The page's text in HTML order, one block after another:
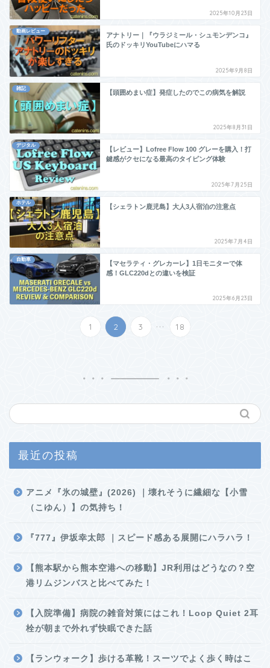
2025年10月23日
動画レビュー
アナトリー｜『ウラジミール・シュモンデンコ』
氏のドッキリYouTubeにハマる
2025年9月8日
雑記
【頭囲めまい症】発症したのでこの病気を解説
2025年8月31日
デジタル
【レビュー】Lofree Flow 100 グレーを購入！打
鍵感がクセになる最高のタイピング体験
2025年7月25日
ホテル
【シェラトン鹿児島】大人3人宿泊の注意点
2025年7月4日
自動車
【マセラティ・グレカーレ】1日モニターで体
感！GLC220dとの違いを検証
2025年6月23日
1 2 3 ... 18
最近の投稿
アニメ『氷の城壁』(2026) ｜壊れそうに繊細な【小雪
（こゆん）】の気持ち！
『777』伊坂幸太郎 ｜スピード感ある展開にハラハラ！
【熊本駅から熊本空港への移動】JR利用はどうなの？空
港リムジンバスと比べてみた！
【入院準備】病院の雑音対策にはこれ！Loop Quiet 2耳
栓が朝まで外れず快眠できた話
【ランウォーク】歩ける革靴！スーツでよく歩く時はこ